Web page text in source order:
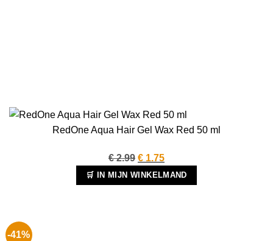
RedOne Aqua Hair Gel Wax Red 50 ml
€2.99 Oorspronkelijke
prijs
was:
€ 1.75Huidige
prijs
is:
🛒 IN MIJN WINKELMAND
-41%